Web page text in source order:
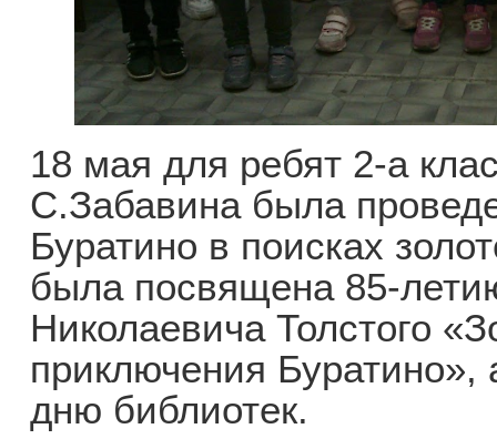
18 мая для ребят 2-а
С.Забавина была
Буратино в поисках
была посвящена 85-
Николаевича Толстого
приключения
дню библиотек.